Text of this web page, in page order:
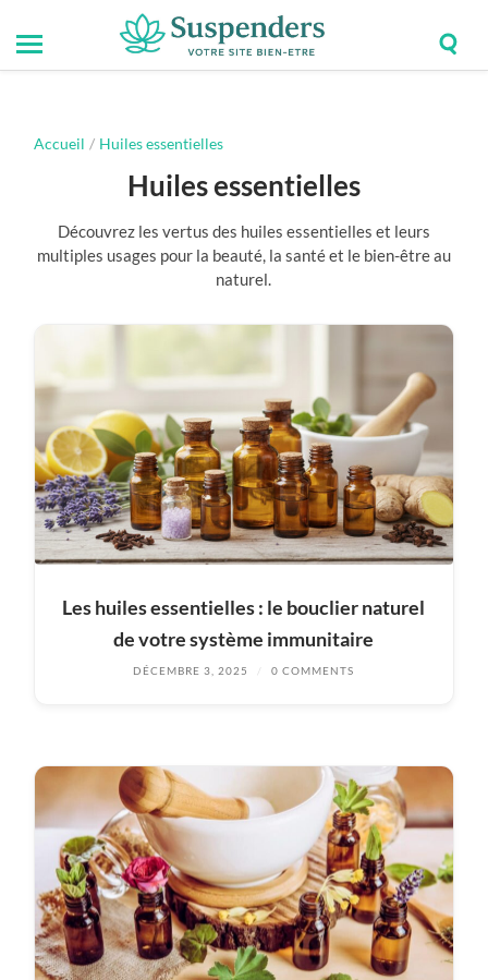
Suspenders
Toggle
mobile
Accueil / Huiles essentielles
Huiles essentielles
Découvrez les vertus des huiles essentielles et leurs
multiples usages pour la beauté, la santé et le bien-être au
naturel.
Les huiles essentielles : le bouclier naturel
de votre système immunitaire
DÉCEMBRE 3, 2025 / 0 COMMENTS